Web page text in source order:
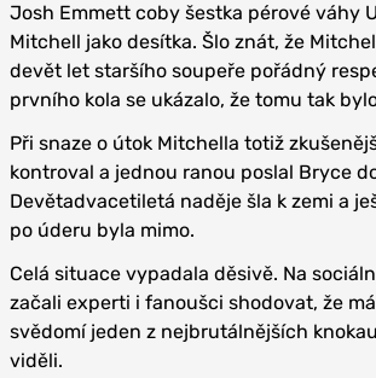
Josh Emmett coby šestka pérové váhy
Mitchell jako desítka. Šlo znát, že
devět let staršího soupeře pořádný
prvního kola se ukázalo, že tomu tak
Při snaze o útok Mitchella totiž
kontroval a jednou ranou poslal Bryce
Devětadvacetiletá naděje šla k zemi a
po úderu byla mimo.
Celá situace vypadala děsivě. Na
začali experti i fanoušci shodovat, že
svědomí jeden z nejbrutálnějších
viděli.